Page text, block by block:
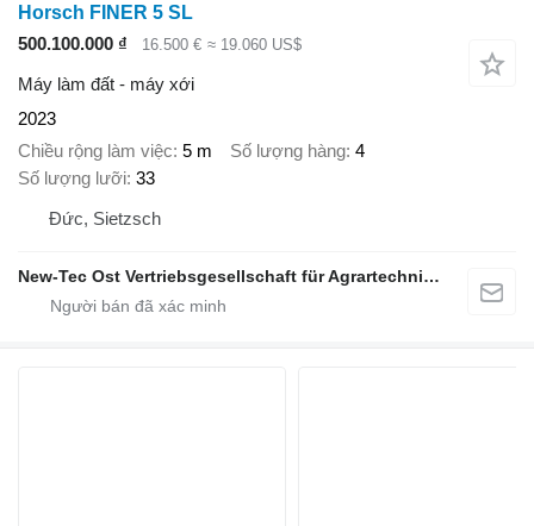
Horsch FINER 5 SL
500.100.000 ₫
16.500 € ≈ 19.060 US$
Máy làm đất - máy xới
2023
Chiều rộng làm việc 5 m Số lượng hàng 4
Số lượng lưỡi 33
Đức, Sietzsch
New-Tec Ost Vertriebsgesellschaft für Agrartechnik mbH